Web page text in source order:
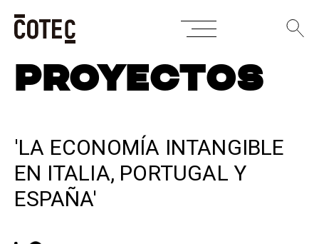
Skip
contentPROYECTOS
'LA ECONOMÍA INTANGIBLE
EN ITALIA, PORTUGAL Y
ESPAÑA'